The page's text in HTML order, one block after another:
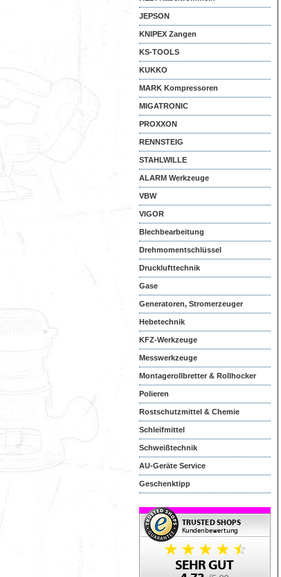
JEPSON
KNIPEX Zangen
KS-TOOLS
KUKKO
MARK Kompressoren
MIGATRONIC
PROXXON
RENNSTEIG
STAHLWILLE
ALARM Werkzeuge
VBW
VIGOR
Blechbearbeitung
Drehmomentschlüssel
Drucklufttechnik
Gase
Generatoren, Stromerzeuger
Hebetechnik
KFZ-Werkzeuge
Messwerkzeuge
Montagerollbretter & Rollhocker
Polieren
Rostschutzmittel & Chemie
Schleifmittel
Schweißtechnik
AU-Geräte Service
Geschenktipp